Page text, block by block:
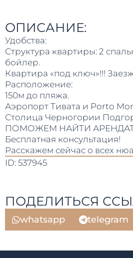
ОПИСАНИЕ:
Удобства:
Структура квартиры: 2
бойлер.
Квартира «под ключ»!!!
Расположение:
150м до пляжа.
Аэропорт Тивата и Porto
Столица Черногории
ПОМОЖЕМ НАЙТИ
Бесплатная консультация!
Расскажем сейчас о всех
ID: 537945
ПОДЕЛИТЬСЯ
whatsapp telegram